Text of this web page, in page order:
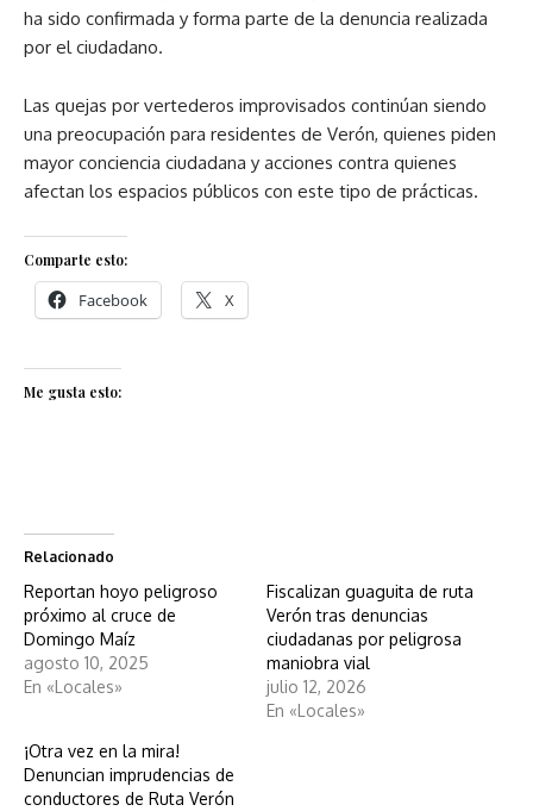
ha sido confirmada y forma parte de la denuncia realizada
por el ciudadano.
Las quejas por vertederos improvisados continúan siendo
una preocupación para residentes de Verón, quienes piden
mayor conciencia ciudadana y acciones contra quienes
afectan los espacios públicos con este tipo de prácticas.
Comparte esto:
Facebook X
Me gusta esto:
Relacionado
Reportan hoyo peligroso
próximo al cruce de
Domingo Maíz
agosto 10, 2025
En «Locales»
Fiscalizan guaguita de ruta
Verón tras denuncias
ciudadanas por peligrosa
maniobra vial
julio 12, 2026
En «Locales»
¡Otra vez en la mira!
Denuncian imprudencias de
conductores de Ruta Verón